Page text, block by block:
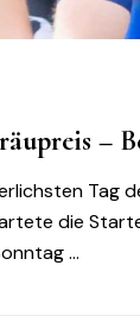
–
Tag
die
…